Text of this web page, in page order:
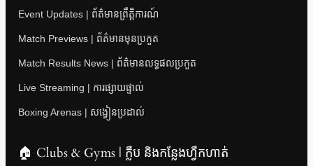
Event Updates | ព័ត៌មានព្រឹត្តិការណ៍
Match Previews | ព័ត៌មានមុនប្រកួត
Match Results News | ព័ត៌មានលទ្ធផលប្រកួត
Live Streaming | ការផ្សាយផ្ទាល់
Boxing Arenas | សង្វៀនប្រដាល់
🏠 Clubs & Gyms | ក្លឹប និងកន្លែងហ្វឹកហាត់